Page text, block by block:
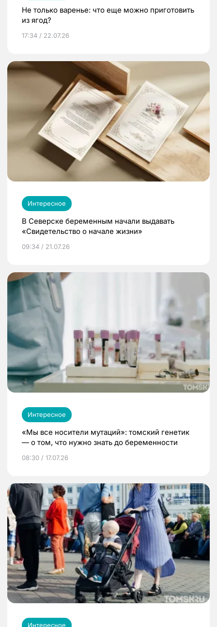
Не только варенье: что еще можно приготовить
из ягод?
17:34 / 22.07.26
Интересное
В Северске беременным начали выдавать
«Свидетельство о начале жизни»
09:34 / 21.07.26
Интересное
«Мы все носители мутаций»: томский генетик
— о том, что нужно знать до беременности
08:30 / 17.07.26
Интересное